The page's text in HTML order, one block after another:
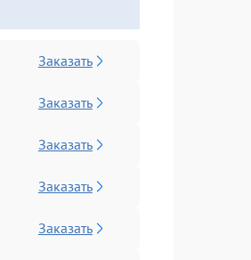
Заказать
Заказать
Заказать
Заказать
Заказать